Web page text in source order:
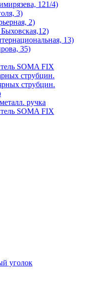
121/4)
3)
2)
13)
35)
SOMA FIX
струбцин.
струбцин.
ручка
SOMA FIX
уголок